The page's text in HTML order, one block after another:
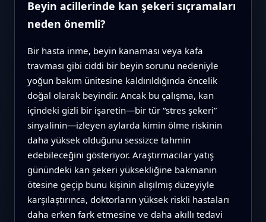
Beyin acillerinde kan şekeri sıçramaları
neden önemli?
Bir hasta inme, beyin kanaması veya kafa
travması gibi ciddi bir beyin sorunu nedeniyle
yoğun bakım ünitesine kaldırıldığında öncelik
doğal olarak beyindir. Ancak bu çalışma, kan
içindeki gizli bir işaretin—bir tür “stres şekeri”
sinyalinin—izleyen aylarda kimin ölme riskinin
daha yüksek olduğunu sessizce tahmin
edebileceğini gösteriyor. Araştırmacılar yatış
günündeki kan şekeri yüksekliğine bakmanın
ötesine geçip bunu kişinin alışılmış düzeyiyle
karşılaştırınca, doktorların yüksek riskli hastaları
daha erken fark etmesine ve daha akıllı tedavi